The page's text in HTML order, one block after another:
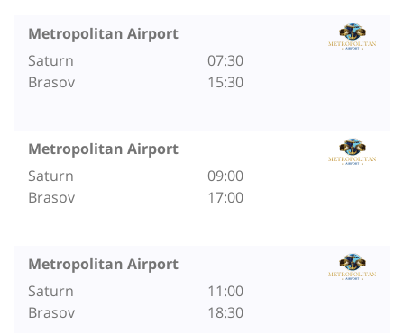
Metropolitan Airport
Saturn
Brasov
07:30
15:30
Metropolitan Airport
Saturn
Brasov
09:00
17:00
Metropolitan Airport
Saturn
Brasov
11:00
18:30